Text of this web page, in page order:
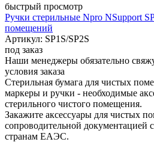
быстрый просмотр
Ручки стерильные Npro NSupport
помещений
Артикул: SP1S/SP2S
под заказ
Наши менеджеры обязательно
условия заказа
Стерильная бумага для чистых
маркеры и ручки - необходимые
стерильного чистого помещения.
Закажите аксессуары для чистых
сопроводительной документацией
странам ЕАЭС.